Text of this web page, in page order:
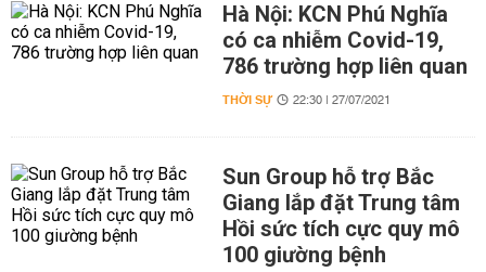
Hà Nội: KCN Phú Nghĩa
có ca nhiễm Covid-19,
786 trường hợp liên quan
THỜI SỰ 22:30 | 27/07/2021
Sun Group hỗ trợ Bắc
Giang lắp đặt Trung tâm
Hồi sức tích cực quy mô
100 giường bệnh